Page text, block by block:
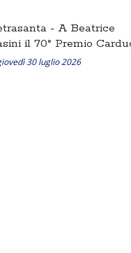
- A Beatrice
il 70° Premio
30 luglio 2026